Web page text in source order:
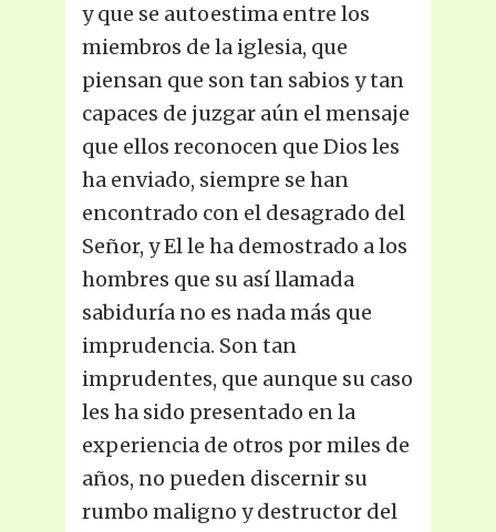
y que se autoestima entre los
miembros de la iglesia, que
piensan que son tan sabios y tan
capaces de juzgar aún el mensaje
que ellos reconocen que Dios les
ha enviado, siempre se han
encontrado con el desagrado del
Señor, y El le ha demostrado a los
hombres que su así llamada
sabiduría no es nada más que
imprudencia. Son tan
imprudentes, que aunque su caso
les ha sido presentado en la
experiencia de otros por miles de
años, no pueden discernir su
rumbo maligno y destructor del